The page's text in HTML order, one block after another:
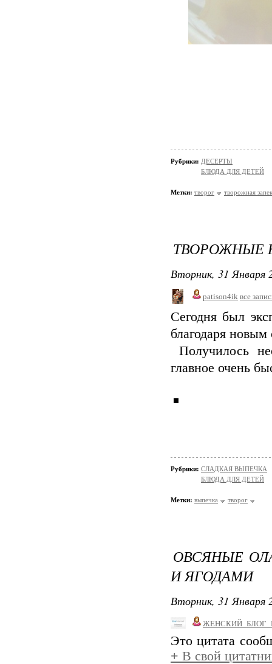
Рубрики: ДЕСЕРТЫ
БЛЮДА ДЛЯ ДЕТЕЙ
Метки: творог творожная
ТВОРОЖНЫЕ
Вторник, 31 Января
patison4ik все
Сегодня был
благодаря
Получилось
главное очень
Рубрики: СЛАДКАЯ ВЫПЕЧКА
БЛЮДА ДЛЯ ДЕТЕЙ
Метки: выпечка творог
ОВСЯНЫЕ
И ЯГОДАМИ
Вторник, 31 Января
Это цитата
+ В свой